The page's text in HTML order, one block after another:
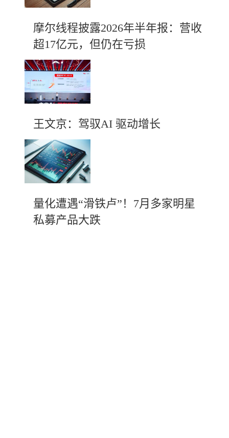
摩尔线程披露2026年半年报：营收
超17亿元，但仍在亏损
王文京：驾驭AI 驱动增长
量化遭遇“滑铁卢”！7月多家明星
私募产品大跌